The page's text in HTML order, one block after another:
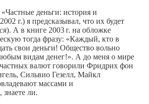
деньги: история и
г.) я предсказывал, что их будет
). А в книге 2003 г. на обложке
тогда фразу: «Каждый, кто в
свои деньги! Общество вольно
видам денег!». А до меня о мире
валют говорили Фридрих фон
Сильвио Гезелл, Майкл
массами и
знаете ли.